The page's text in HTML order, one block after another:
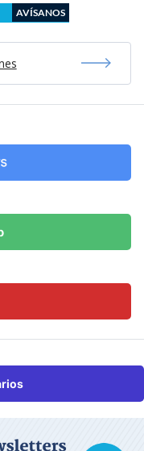
AVÍSANOS